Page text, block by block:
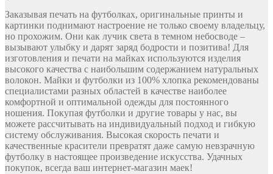
Заказывая печать на футболках, оригинальные принты и
картинки поднимают настроение не только своему владельцу,
но прохожим. Они как лучик света в темном небосводе –
вызывают улыбку и дарят заряд бодрости и позитива! Для
изготовления и печати на майках используются изделия
высокого качества с наибольшим содержанием натуральных
волокон. Майки и футболки из 100% хлопка рекомендованы
специалистами разных областей в качестве наиболее
комфортной и оптимальной одежды для постоянного
ношения. Покупая футболки и другие товары у нас, вы
можете рассчитывать на индивидуальный подход и гибкую
систему обслуживания. Высокая скорость печати и
качественные красители превратят даже самую невзрачную
футболку в настоящее произведение искусства. Удачных
покупок, всегда ваш интернет-магазин маек!